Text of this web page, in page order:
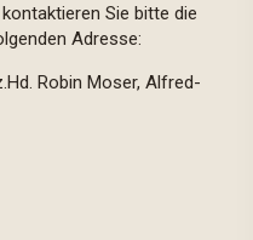
Sie bitte die
Adresse:
Robin Moser, Alfred-